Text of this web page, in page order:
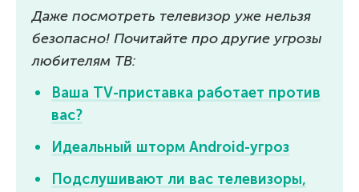
Даже посмотреть телевизор уже нельзя
безопасно! Почитайте про другие угрозы
любителям ТВ:
Ваша TV-приставка работает против
вас?
Идеальный шторм Android-угроз
Подслушивают ли вас телевизоры,